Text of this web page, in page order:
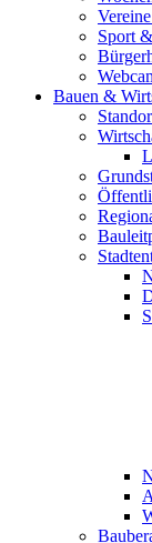
Sport
Bauen &